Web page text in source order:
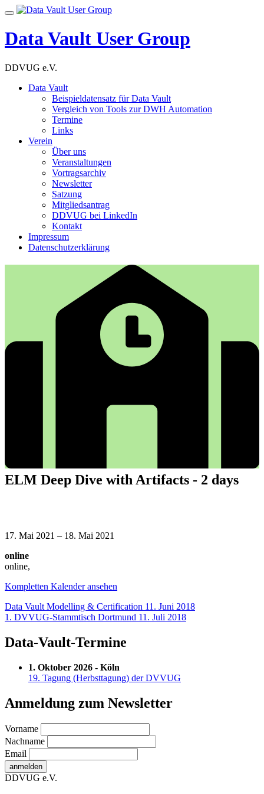
Skip
content
Toggle
Data Vault User Group
DDVUG e.V.
Data Vault
Beispieldatensatz für Data Vault
Vergleich von Tools zur DWH Automation
Termine
Links
Verein
Über uns
Veranstaltungen
Vortragsarchiv
Newsletter
Satzung
Mitgliedsantrag
DDVUG bei LinkedIn
Kontakt
Impressum
Datenschutzerklärung
ELM Deep Dive with Artifacts - 2 days
Deep
with
Artifacts
2
17. Mai 2021 – 18. Mai 2021
online
online,
Kompletten Kalender ansehen
Beitragsnavigation
Data Vault Modelling & Certification 11. Juni 2018
1. DVVUG-Stammtisch Dortmund 11. Juli 2018
Data-Vault-Termine
1. Oktober 2026 - Köln
19. Tagung (Herbsttagung) der DVVUG
Anmeldung zum Newsletter
Vorname
Nachname
Email
DDVUG e.V.